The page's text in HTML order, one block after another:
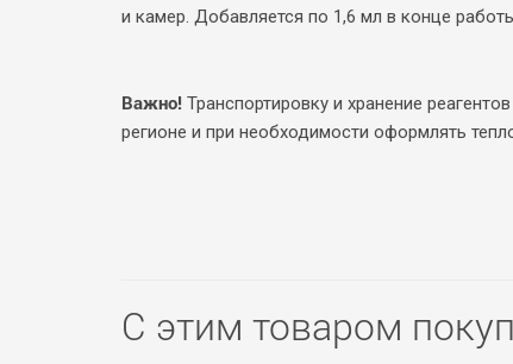
и камер. Добавляется по 1,6 мл в конце
Важно! Транспортировку и хранение
регионе и при необходимости оформлять
С этим товаром